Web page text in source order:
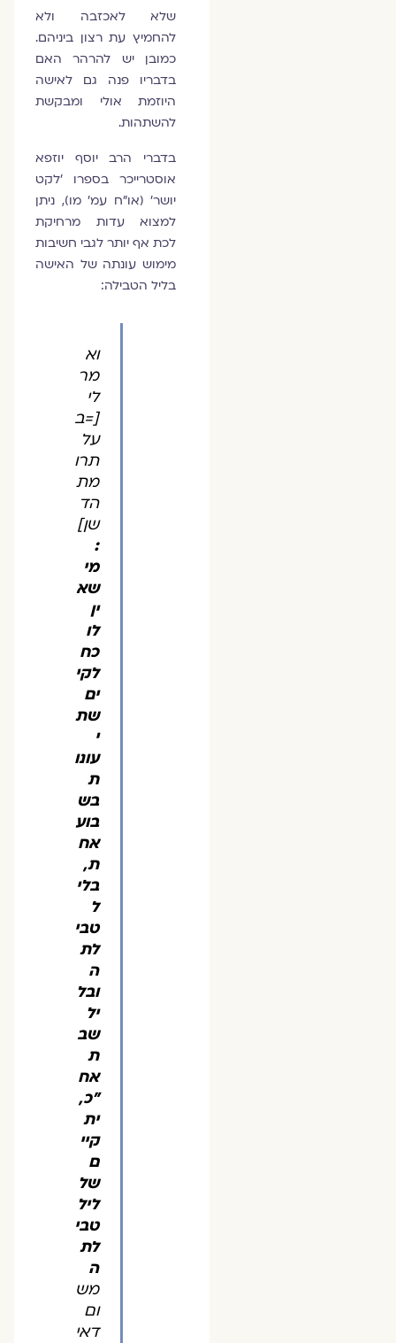
שלא לאכזבה ולא
להחמיץ עת רצון ביניהם.
כמובן יש להרהר האם
בדבריו פנה גם לאישה
היוזמת אולי ומבקשת
להשתהות.
בדברי הרב יוסף יוזפא
אוסטרייכר בספרו ׳לקט
יושר׳ (או"ח עמ' מו), ניתן
למצוא עדות מרחיקת
לכת אף יותר לגבי חשיבות
מימוש עונתה של האישה
בליל הטבילה:
וא
מר
לי
[=ב
על
תרו
מת
הד
שן]
מי
שא
ין
לו
כח
לקי
ים
שת
עונו
ת
בש
בוע
אח
ת,
בלי
ל
טבי
לת
ה
ובל
יל
שב
ת
אח
"כ,
ית
קיי
ם
של
ליל
טבי
לת
ה
מש
ום
דאי